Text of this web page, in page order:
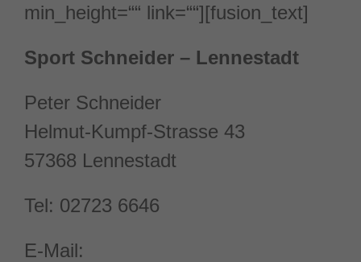
min_height=““ link=““][fusion_text]
Sport Schneider – Lennestadt
Peter Schneider
Helmut-Kumpf-Strasse 43
57368 Lennestadt
Tel: 02723 6646
E-Mail: